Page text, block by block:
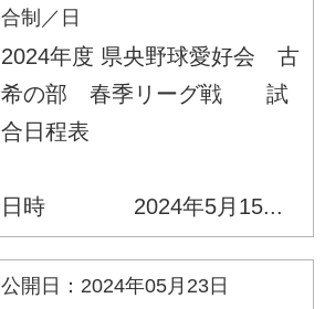
合制／日
2024年度 県央野球愛好会 古
希の部 春季リーグ戦 試
合日程表
日時 2024年5月15...
公開日：2024年05月23日